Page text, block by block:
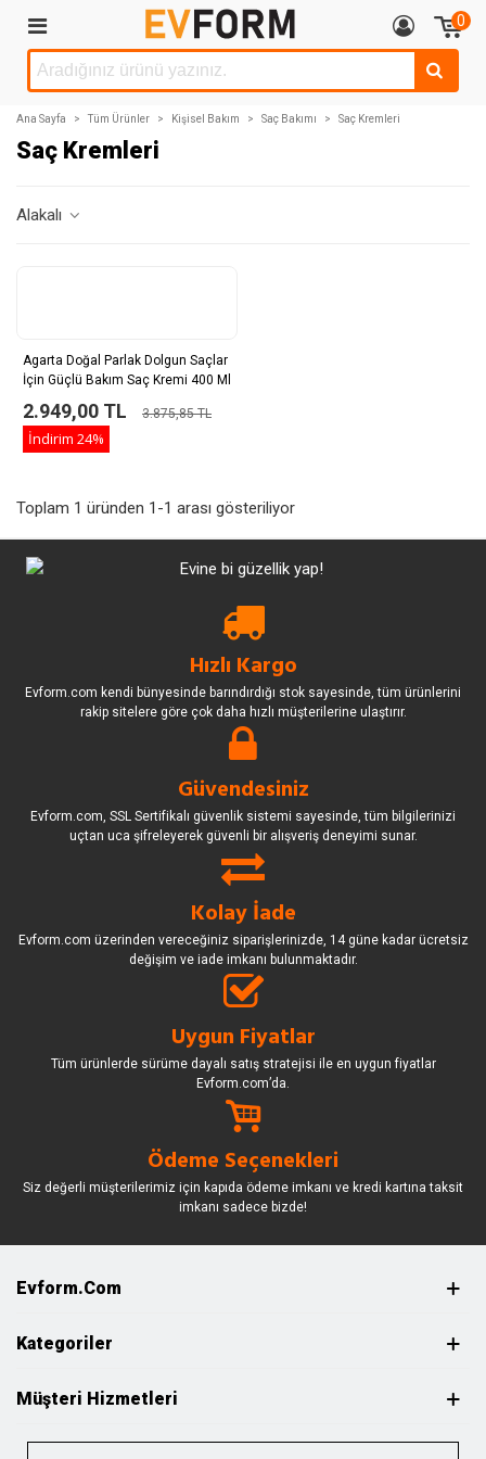
0
Ana Sayfa > Tüm Ürünler > Kişisel Bakım > Saç Bakımı > Saç Kremleri
Saç Kremleri
Alakalı
Agarta Doğal Parlak Dolgun Saçlar
İçin Güçlü Bakım Saç Kremi 400 Ml
2.949,00 TL 3.875,85 TL
İndirim 24%
Toplam 1 üründen 1-1 arası gösteriliyor
Hızlı Kargo
Evform.com kendi bünyesinde barındırdığı stok sayesinde, tüm ürünlerini
rakip sitelere göre çok daha hızlı müşterilerine ulaştırır.
Güvendesiniz
Evform.com, SSL Sertifikalı güvenlik sistemi sayesinde, tüm bilgilerinizi
uçtan uca şifreleyerek güvenli bir alışveriş deneyimi sunar.
Kolay İade
Evform.com üzerinden vereceğiniz siparişlerinizde, 14 güne kadar ücretsiz
değişim ve iade imkanı bulunmaktadır.
Uygun Fiyatlar
Tüm ürünlerde sürüme dayalı satış stratejisi ile en uygun fiyatlar
Evform.com’da.
Ödeme Seçenekleri
Siz değerli müşterilerimiz için kapıda ödeme imkanı ve kredi kartına taksit
imkanı sadece bizde!
Evform.com
Kategoriler
Müşteri Hizmetleri